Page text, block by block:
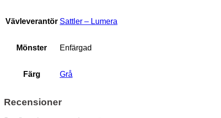
Vävleverantör Sattler – Lumera
Mönster Enfärgad
Färg Grå
Recensioner